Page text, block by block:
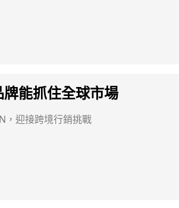
能抓住全球市場
，迎接跨境行銷挑戰